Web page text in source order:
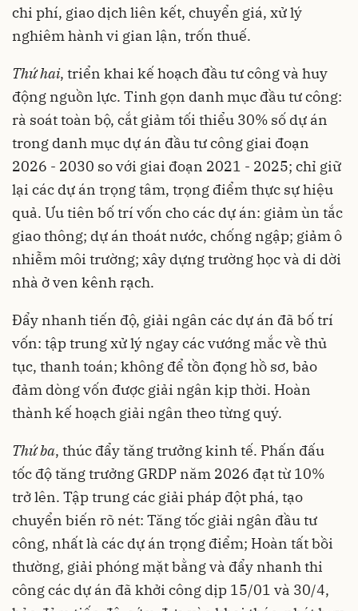
chi phí, giao dịch liên kết, chuyển giá, xử lý
nghiêm hành vi gian lận, trốn thuế.
Thứ hai, triển khai kế hoạch đầu tư công và huy
động nguồn lực. Tinh gọn danh mục đầu tư công:
rà soát toàn bộ, cắt giảm tối thiểu 30% số dự án
trong danh mục dự án đầu tư công giai đoạn
2026 - 2030 so với giai đoạn 2021 - 2025; chỉ giữ
lại các dự án trọng tâm, trọng điểm thực sự hiệu
quả. Ưu tiên bố trí vốn cho các dự án: giảm ùn tắc
giao thông; dự án thoát nước, chống ngập; giảm ô
nhiễm môi trường; xây dựng trường học và di dời
nhà ở ven kênh rạch.
Đẩy nhanh tiến độ, giải ngân các dự án đã bố trí
vốn: tập trung xử lý ngay các vướng mắc về thủ
tục, thanh toán; không để tồn đọng hồ sơ, bảo
đảm dòng vốn được giải ngân kịp thời. Hoàn
thành kế hoạch giải ngân theo từng quý.
Thứ ba, thúc đẩy tăng trưởng kinh tế. Phấn đấu
tốc độ tăng trưởng GRDP năm 2026 đạt từ 10%
trở lên. Tập trung các giải pháp đột phá, tạo
chuyển biến rõ nét: Tăng tốc giải ngân đầu tư
công, nhất là các dự án trọng điểm; Hoàn tất bồi
thường, giải phóng mặt bằng và đẩy nhanh thi
công các dự án đã khởi công dịp 15/01 và 30/4,